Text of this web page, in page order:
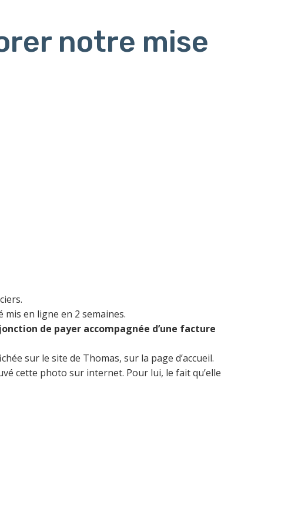
notre mise
en ligne en 2 semaines.
de payer accompagnée d’une facture
sur le site de Thomas, sur la page d’accueil.
cette photo sur internet. Pour lui, le fait qu’elle